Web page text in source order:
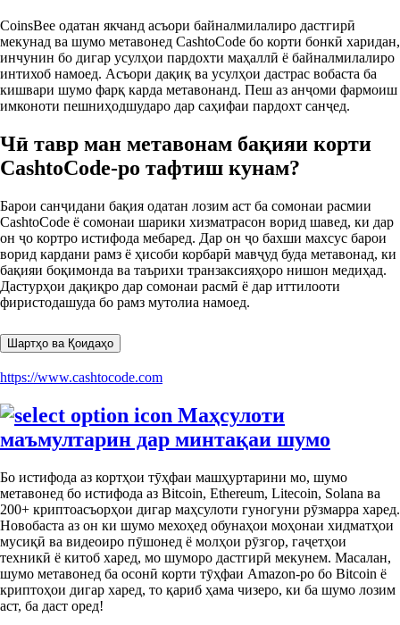
CoinsBee одатан якчанд асъори байналмилалиро дастгирӣ
мекунад ва шумо метавонед CashtoCode бо корти бонкӣ харидан,
инчунин бо дигар усулҳои пардохти маҳаллӣ ё байналмилалиро
интихоб намоед. Асъори дақиқ ва усулҳои дастрас вобаста ба
кишвари шумо фарқ карда метавонанд. Пеш аз анҷоми фармоиш
имконоти пешниҳодшударо дар саҳифаи пардохт санҷед.
Чӣ тавр ман метавонам бақияи корти
CashtoCode-ро тафтиш кунам?
Барои санҷидани бақия одатан лозим аст ба сомонаи расмии
CashtoCode ё сомонаи шарики хизматрасон ворид шавед, ки дар
он ҷо кортро истифода мебаред. Дар он ҷо бахши махсус барои
ворид кардани рамз ё ҳисоби корбарӣ мавҷуд буда метавонад, ки
бақияи боқимонда ва таърихи транзаксияҳоро нишон медиҳад.
Дастурҳои дақиқро дар сомонаи расмӣ ё дар иттилооти
фиристодашуда бо рамз мутолиа намоед.
Шартҳо ва Қоидаҳо
https://www.cashtocode.com
Маҳсулоти
маъмултарин дар минтақаи шумо
Бо истифода аз кортҳои тӯҳфаи машҳуртарини мо, шумо
метавонед бо истифода аз Bitcoin, Ethereum, Litecoin, Solana ва
200+ криптоасъорҳои дигар маҳсулоти гуногуни рӯзмарра харед.
Новобаста аз он ки шумо мехоҳед обунаҳои моҳонаи хидматҳои
мусиқӣ ва видеоиро пӯшонед ё молҳои рӯзгор, гаҷетҳои
техникӣ ё китоб харед, мо шуморо дастгирӣ мекунем. Масалан,
шумо метавонед ба осонӣ корти тӯҳфаи Amazon-ро бо Bitcoin ё
криптоҳои дигар харед, то қариб ҳама чизеро, ки ба шумо лозим
аст, ба даст оред!